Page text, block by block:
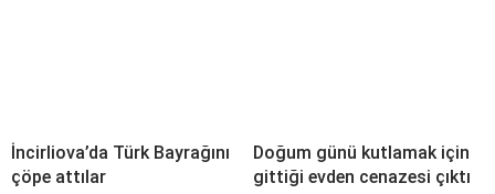
İncirliova’da Türk Bayrağını
çöpe attılar
Doğum günü kutlamak için
gittiği evden cenazesi çıktı